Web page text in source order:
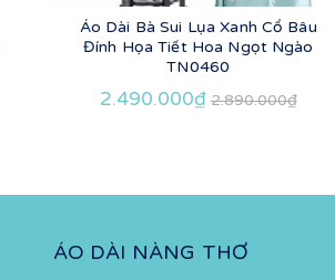
Áo Dài Bà Sui Lụa Xanh Cổ Bâu
Đính Họa Tiết Hoa Ngọt Ngào
TN0460
2.490.000₫ 2.890.000₫
ÁO DÀI NÀNG THƠ